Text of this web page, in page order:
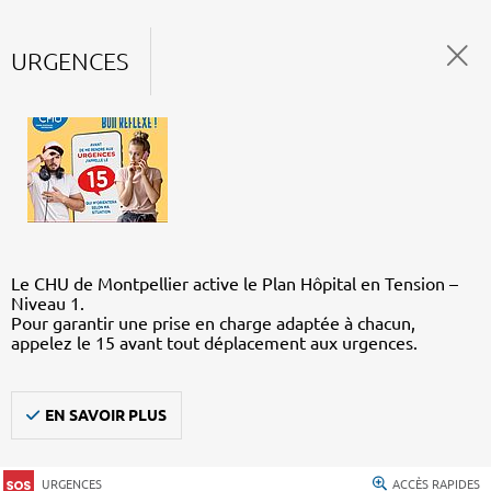
URGENCES
Le CHU de Montpellier active le Plan Hôpital en Tension –
Niveau 1.
Pour garantir une prise en charge adaptée à chacun,
appelez le 15 avant tout déplacement aux urgences.
EN SAVOIR PLUS
URGENCES ACCÈS RAPIDES